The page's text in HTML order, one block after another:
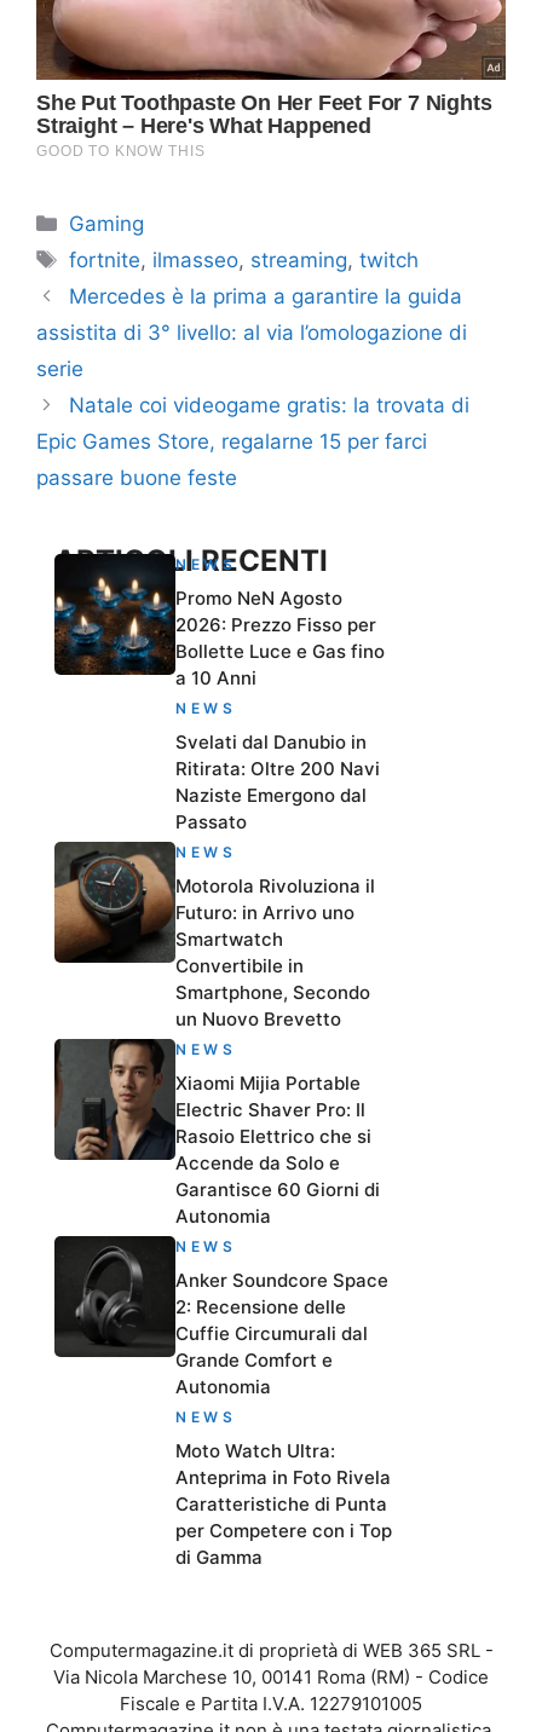
Categorie
Gaming
Tag
fortnite, ilmasseo, streaming,twitch
Mercedes è la prima a garantire la guida
assistita di 3° livello: al via l’omologazione di
serie
Natale coi videogame gratis: la trovata di
Epic Games Store, regalarne 15 per farci
passare buone feste
ARTICOLI RECENTI
NEWS
Promo NeN Agosto
2026: Prezzo Fisso per
Bollette Luce e Gas fino
a 10 Anni
NEWS
Svelati dal Danubio in
Ritirata: Oltre 200 Navi
Naziste Emergono dal
Passato
NEWS
Motorola Rivoluziona il
Futuro: in Arrivo uno
Smartwatch
Convertibile in
Smartphone, Secondo
un Nuovo Brevetto
NEWS
Xiaomi Mijia Portable
Electric Shaver Pro: Il
Rasoio Elettrico che si
Accende da Solo e
Garantisce 60 Giorni di
Autonomia
NEWS
Anker Soundcore Space
2: Recensione delle
Cuffie Circumurali dal
Grande Comfort e
Autonomia
NEWS
Moto Watch Ultra:
Anteprima in Foto Rivela
Caratteristiche di Punta
per Competere con i Top
di Gamma
Computermagazine.it di proprietà di WEB 365 SRL -
Via Nicola Marchese 10, 00141 Roma (RM) - Codice
Fiscale e Partita I.V.A. 12279101005